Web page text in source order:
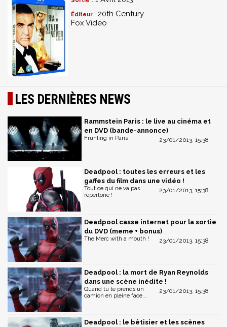
Éditeur : 20th Century
Fox Video
LES DERNIÈRES NEWS
Rammstein Paris : le live au cinéma et
en DVD (bande-annonce)
23/01/2013, 15:38
Frühling in Paris
Deadpool : toutes les erreurs et les
gaffes du film dans une vidéo !
23/01/2013, 15:38
Tout ce qui ne va pas
répertorié !
Deadpool casse internet pour la sortie
du DVD (meme + bonus)
23/01/2013, 15:38
The Merc with a mouth !
Deadpool : la mort de Ryan Reynolds
dans une scène inédite !
23/01/2013, 15:38
Quand tu te prends un
camion en pleine face...
Deadpool : le bêtisier et les scènes